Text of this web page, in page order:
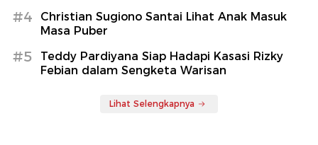
#4
Christian Sugiono Santai Lihat Anak Masuk
Masa Puber
#5
Teddy Pardiyana Siap Hadapi Kasasi Rizky
Febian dalam Sengketa Warisan
Lihat Selengkapnya